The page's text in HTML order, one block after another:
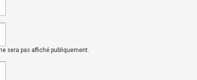
sera pas affiché publiquement.